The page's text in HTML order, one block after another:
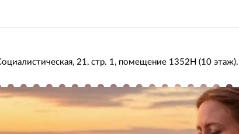
21, стр. 1, помещение 1352Н (10 этаж).